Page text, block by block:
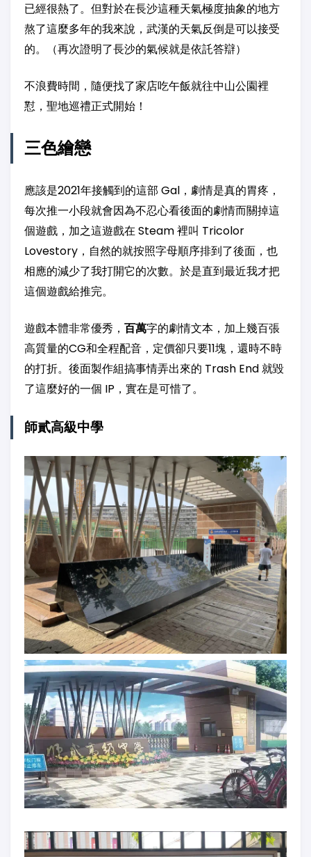
已經很熱了。但對於在長沙這種天氣極度抽象的地方
熬了這麼多年的我來說，武漢的天氣反倒是可以接受
的。（再次證明了長沙的氣候就是依託答辯）
不浪費時間，隨便找了家店吃午飯就往中山公園裡
懟，聖地巡禮正式開始！
三色繪戀
應該是2021年接觸到的這部 Gal，劇情是真的胃疼，
每次推一小段就會因為不忍心看後面的劇情而關掉這
個遊戲，加之這遊戲在 Steam 裡叫 Tricolor
Lovestory，自然的就按照字母順序排到了後面，也
相應的減少了我打開它的次數。於是直到最近我才把
這個遊戲給推完。
遊戲本體非常優秀， 百萬字的劇情文本，加上幾百張
高質量的CG和全程配音，定價卻只要11塊，還時不時
的打折。後面製作組搞事情弄出來的 Trash End 就毀
了這麼好的一個 IP，實在是可惜了。
師貳高級中學